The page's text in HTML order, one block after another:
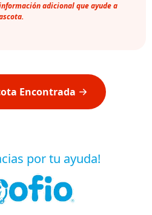
adicional que ayude a
Encontrada
por tu ayuda!